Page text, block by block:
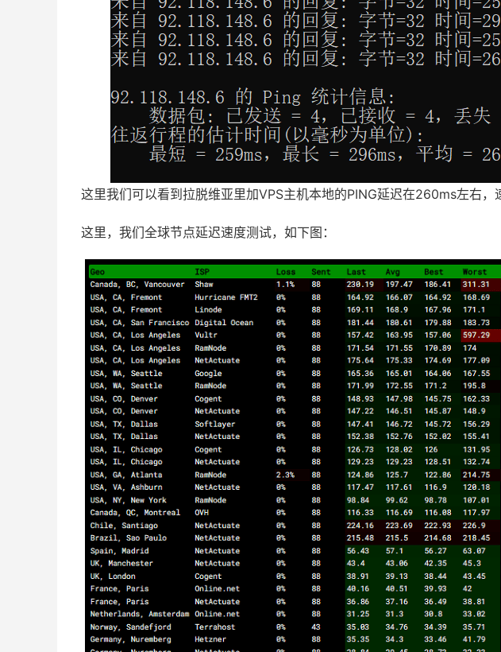
这里我们可以看到拉脱维亚里加VPS主机本地的PING延迟在260ms左右，
这里，我们全球节点延迟速度测试，如下图：